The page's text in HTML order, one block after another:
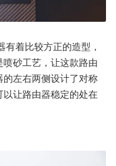
着比较方正的造型，
砂工艺，让这款路由
左右两侧设计了对称
让路由器稳定的处在